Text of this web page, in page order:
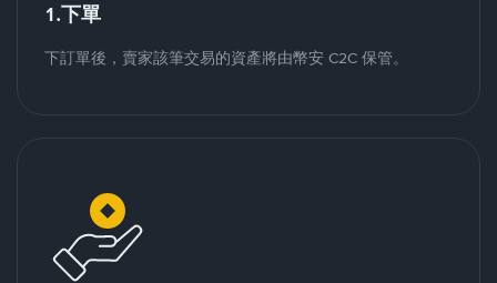
1.下單
下訂單後，賣家該筆交易的資產將由幣安 C2C 保管。